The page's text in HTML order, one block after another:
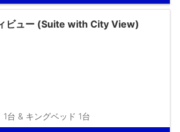
ビュー (Suite with City View)
台 & キングベッド 1台